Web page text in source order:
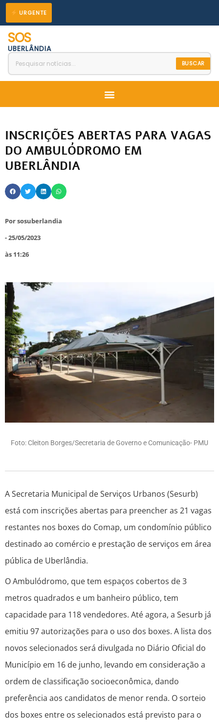
para
conteúdo
URGENTE
SOS
UBERLÂNDIA
BUSCAR
Menu
INSCRIÇÕES ABERTAS PARA VAGAS
DO AMBULÓDROMO EM
UBERLÂNDIA
Porsosuberlandia
-25/05/2023
às 11:26
Foto: Cleiton Borges/Secretaria de Governo e Comunicação- PMU
A Secretaria Municipal de Serviços Urbanos (Sesurb)
está com inscrições abertas para preencher as 21 vagas
restantes nos boxes do Comap, um condomínio público
destinado ao comércio e prestação de serviços em área
pública de Uberlândia.
O Ambulódromo, que tem espaços cobertos de 3
metros quadrados e um banheiro público, tem
capacidade para 118 vendedores. Até agora, a Sesurb já
emitiu 97 autorizações para o uso dos boxes. A lista dos
novos selecionados será divulgada no Diário Oficial do
Município em 16 de junho, levando em consideração a
ordem de classificação socioeconômica, dando
preferência aos candidatos de menor renda. O sorteio
dos boxes entre os selecionados está previsto para o